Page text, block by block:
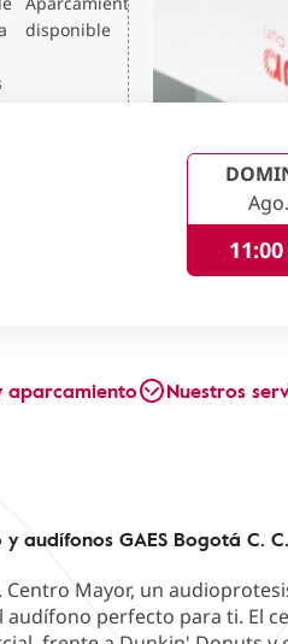
disponible
aparcamiento Nuestros
audífonos GAES Bogotá C.
Centro Mayor, un
perfecto para ti. El